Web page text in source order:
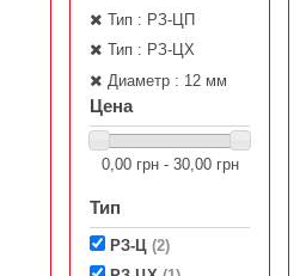
Тип : РЗ-ЦП
Тип : РЗ-ЦХ
Диаметр : 12 мм
Цена
0,00 грн - 30,00 грн
Тип
РЗ-Ц(2)